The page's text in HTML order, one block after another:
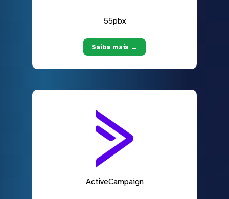
55pbx
Saiba mais →
ActiveCampaign